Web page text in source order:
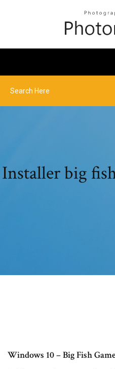
Installer big
Windows 10 – Big Fish